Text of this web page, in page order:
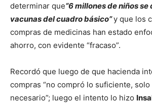
determinar que“6 millones de niños
vacunas del cuadro básico”y que los
compras de medicinas han estado
ahorro, con evidente “fracaso”.
Recordó que luego de que hacienda
compras “no compró lo suficiente, solo
necesario”; luego el intento lo hizo